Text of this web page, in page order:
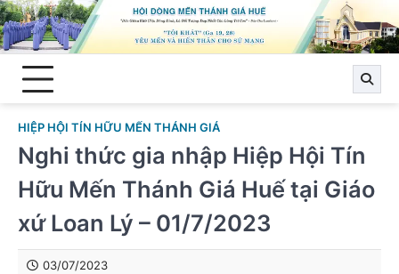
Skip
to
content
HIỆP HỘI TÍN HỮU MẾN THÁNH GIÁ
Nghi thức gia nhập Hiệp Hội Tín
Hữu Mến Thánh Giá Huế tại Giáo
xứ Loan Lý – 01/7/2023
03/07/2023